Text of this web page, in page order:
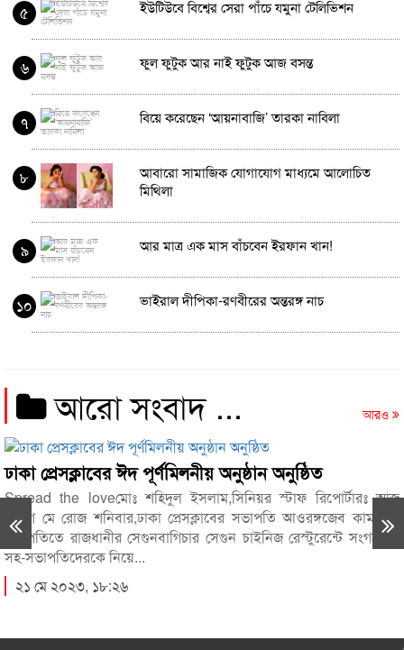
৫ ইউটিউবে বিশ্বের সেরা পাঁচে যমুনা টেলিভিশন
৬ ফুল ফুটুক আর নাই ফুটুক আজ বসন্ত
৭ বিয়ে করেছেন ‘আয়নাবাজি’ তারকা নাবিলা
৮
আবারো সামাজিক যোগাযোগ মাধ্যমে আলোচিত
মিথিলা
৯ আর মাত্র এক মাস বাঁচবেন ইরফান খান!
১০ ভাইরাল দীপিকা-রণবীরের অন্তরঙ্গ নাচ
আরো সংবাদ ... আরও
ঈদ পূর্ণমিলনীয় অনুষ্ঠান অনুষ্ঠিত
loveমোঃ শহিদুল ইসলাম,সিনিয়র স্টাফ রিপোর্টারঃ আজ
শনিবার,ঢাকা প্রেসক্লাবের সভাপতি আওরঙ্গজেব কামালের
সেগুনবাগিচার সেগুন চাইনিজ রেস্টুরেন্টে সংগঠনের
নিয়ে...
১৮:২৬
Spread
শক্তিতে
নিরপেক্ষ